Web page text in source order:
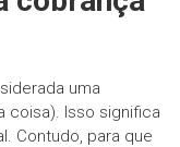
uma
coisa). Isso significa
Contudo, para que